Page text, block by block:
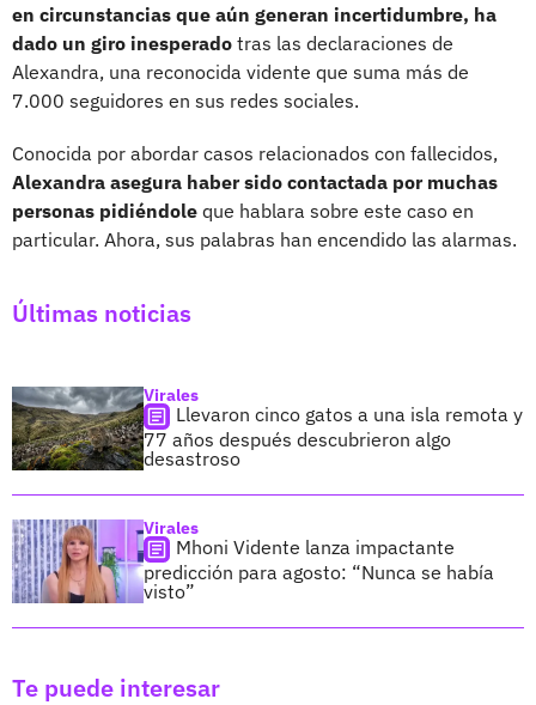
en circunstancias que aún generan incertidumbre, ha
dado un giro inesperado tras las declaraciones de
Alexandra, una reconocida vidente que suma más de
7.000 seguidores en sus redes sociales.
Conocida por abordar casos relacionados con fallecidos,
Alexandra asegura haber sido contactada por muchas
personas pidiéndole que hablara sobre este caso en
particular. Ahora, sus palabras han encendido las alarmas.
Últimas noticias
Virales
Llevaron cinco gatos a una isla remota y
77 años después descubrieron algo
desastroso
Virales
Mhoni Vidente lanza impactante
predicción para agosto: “Nunca se había
visto”
Te puede interesar